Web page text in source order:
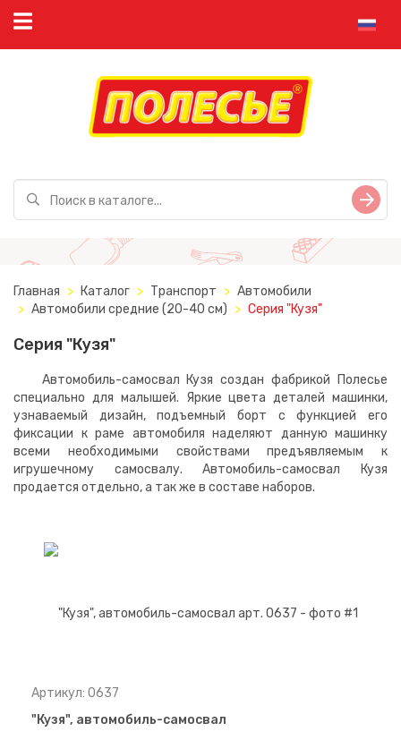
Главная Каталог Транспорт
Автомобили
Автомобили средние (20-40 см)
Серия "Кузя"
Серия "Кузя"
Автомобиль-самосвал Кузя создан фабрикой Полесье
специально для малышей. Яркие цвета деталей машинки,
узнаваемый дизайн, подъемный борт с функцией его
фиксации к раме автомобиля наделяют данную машинку
всеми необходимыми свойствами предъявляемым к
игрушечному самосвалу. Автомобиль-самосвал Кузя
продается отдельно, а так же в составе наборов.
Артикул: 0637
"Кузя", автомобиль-самосвал